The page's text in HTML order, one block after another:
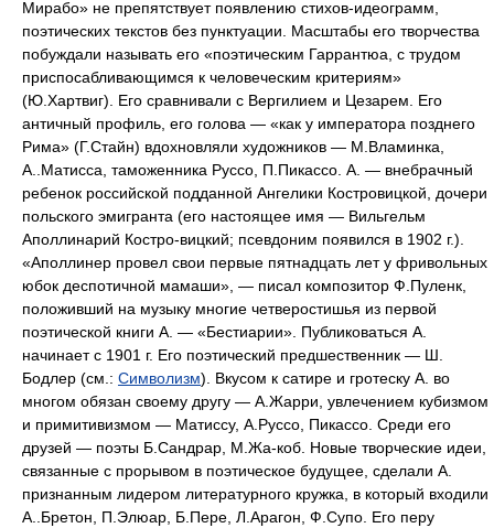
Мирабо» не препятствует появлению стихов-идеограмм,
поэтических текстов без пунктуации. Масштабы его творчества
побуждали называть его «поэтическим Гаррантюа, с трудом
приспосабливающимся к человеческим критериям»
(Ю.Хартвиг). Его сравнивали с Вергилием и Цезарем. Его
античный профиль, его голова — «как у императора позднего
Рима» (Г.Стайн) вдохновляли художников — М.Вламинка,
А..Матисса, таможенника Руссо, П.Пикассо. А. — внебрачный
ребенок российской подданной Ангелики Костровицкой, дочери
польского эмигранта (его настоящее имя — Вильгельм
Аполлинарий Костро-вицкий; псевдоним появился в 1902 г.).
«Аполлинер провел свои первые пятнадцать лет у фривольных
юбок деспотичной мамаши», — писал композитор Ф.Пуленк,
положивший на музыку многие четверостишья из первой
поэтической книги А. — «Бестиарии». Публиковаться А.
начинает с 1901 г. Его поэтический предшественник — Ш.
Бодлер (см.: Символизм). Вкусом к сатире и гротеску А. во
многом обязан своему другу — А.Жарри, увлечением кубизмом
и примитивизмом — Матиссу, А.Руссо, Пикассо. Среди его
друзей — поэты Б.Сандрар, М.Жа-коб. Новые творческие идеи,
связанные с прорывом в поэтическое будущее, сделали А.
признанным лидером литературного кружка, в который входили
А..Бретон, П.Элюар, Б.Пере, Л.Арагон, Ф.Супо. Его перу